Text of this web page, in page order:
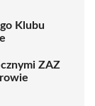
Klubu
ZAZ